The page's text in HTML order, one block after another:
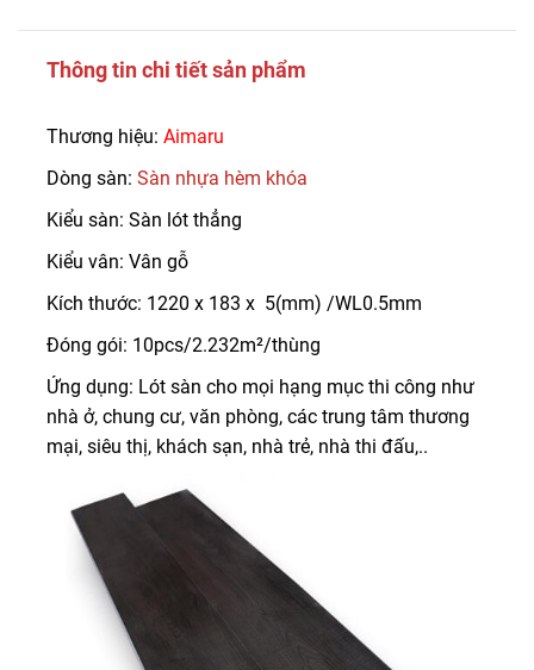
Thông tin chi tiết sản phẩm
Thương hiệu: Aimaru
Dòng sàn: Sàn nhựa hèm khóa
Kiểu sàn: Sàn lót thẳng
Kiểu vân: Vân gỗ
Kích thước: 1220 x 183 x 5(mm) /WL0.5mm
Đóng gói: 10pcs/2.232m²/thùng
Ứng dụng: Lót sàn cho mọi hạng mục thi công như
nhà ở, chung cư, văn phòng, các trung tâm thương
mại, siêu thị, khách sạn, nhà trẻ, nhà thi đấu,..